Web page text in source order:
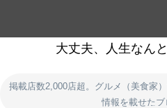
大丈夫、人生なん
掲載店数2,000店超。グルメ（美食家
情報を載せたブ